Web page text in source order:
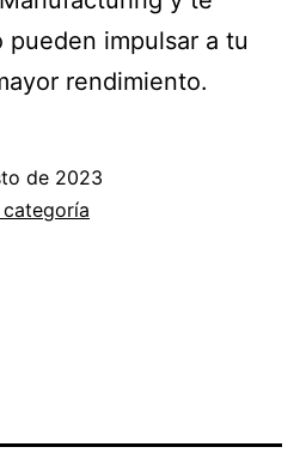
pueden impulsar a tu
rendimiento.
de 2023
categoría